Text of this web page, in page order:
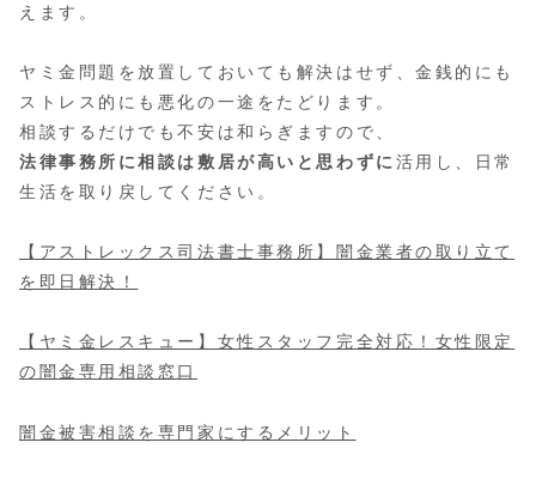
えます。
ヤミ金問題を放置しておいても解決はせず、金銭的にも
ストレス的にも悪化の一途をたどります。
相談するだけでも不安は和らぎますので、
法律事務所に相談は敷居が高いと思わずに 活用し、日常
生活を取り戻してください。
【アストレックス司法書士事務所】闇金業者の取り立て
を即日解決！
【ヤミ金レスキュー】女性スタッフ完全対応！女性限定
の闇金専用相談窓口
闇金被害相談を専門家にするメリット